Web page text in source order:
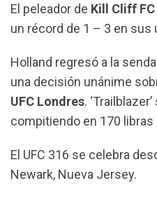
El peleador de Kill Cliff FC
un récord de 1 – 3 en sus
Holland regresó a la
una decisión unánime
UFC Londres.
compitiendo en 170 libras
El UFC 316 se celebra
Newark, Nueva Jersey.